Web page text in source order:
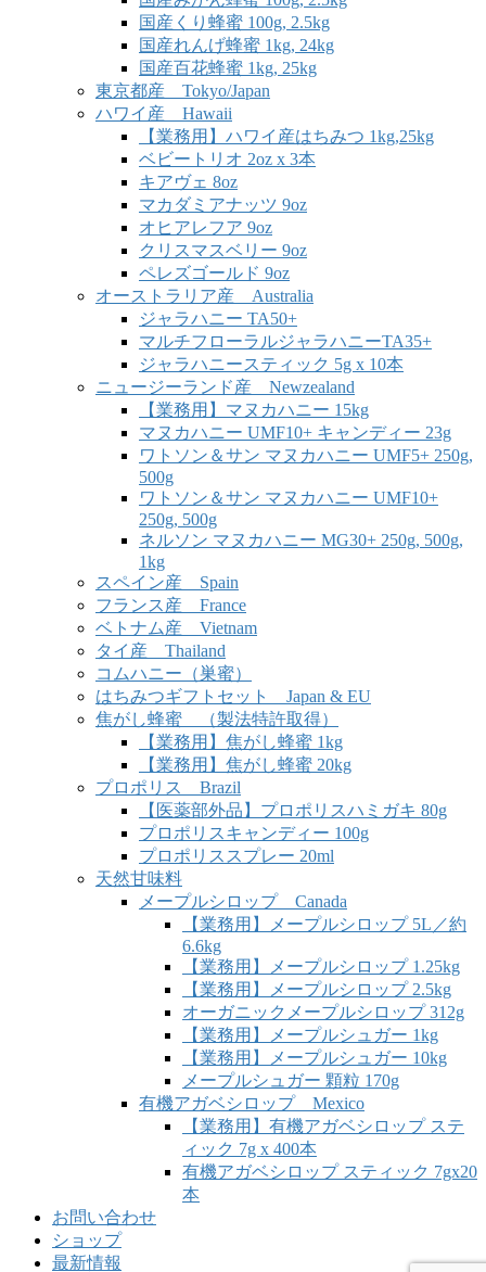
国産くり蜂蜜 100g, 2.5kg
国産れんげ蜂蜜 1kg, 24kg
国産百花蜂蜜 1kg, 25kg
東京都産 Tokyo/Japan
ハワイ産 Hawaii
【業務用】ハワイ産はちみつ 1kg,25kg
ベビートリオ 2oz x 3本
キアヴェ 8oz
マカダミアナッツ 9oz
オヒアレフア 9oz
クリスマスベリー 9oz
ペレズゴールド 9oz
オーストラリア産 Australia
ジャラハニー TA50+
マルチフローラルジャラハニーTA35+
ジャラハニースティック 5g x 10本
ニュージーランド産 Newzealand
【業務用】マヌカハニー 15kg
マヌカハニー UMF10+ キャンディー 23g
ワトソン＆サン マヌカハニー UMF5+ 250g,
500g
ワトソン＆サン マヌカハニー UMF10+
250g, 500g
ネルソン マヌカハニー MG30+ 250g, 500g,
1kg
スペイン産 Spain
フランス産 France
ベトナム産 Vietnam
タイ産 Thailand
コムハニー（巣蜜）
はちみつギフトセット Japan & EU
焦がし蜂蜜 （製法特許取得）
【業務用】焦がし蜂蜜 1kg
【業務用】焦がし蜂蜜 20kg
プロポリス Brazil
【医薬部外品】プロポリスハミガキ 80g
プロポリスキャンディー 100g
プロポリススプレー 20ml
天然甘味料
メープルシロップ Canada
【業務用】メープルシロップ 5L／約
6.6kg
【業務用】メープルシロップ 1.25kg
【業務用】メープルシロップ 2.5kg
オーガニックメープルシロップ 312g
【業務用】メープルシュガー 1kg
【業務用】メープルシュガー 10kg
メープルシュガー 顆粒 170g
有機アガベシロップ Mexico
【業務用】有機アガベシロップ ステ
ィック 7g x 400本
有機アガベシロップ スティック 7gx20
本
お問い合わせ
ショップ
最新情報